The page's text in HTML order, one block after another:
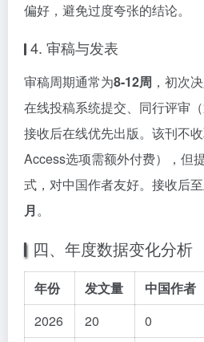
偏好，避免过度夸张的结论。
4. 审稿与发表
审稿周期通常为8-12周 ，初次
在线投稿系统提交、同行评审（
接收后在线优先出版。该刊不
Access选项需额外付费），但
式，对中国作者友好。接收后
月。
四、年度数据变化分析
年份 发文量 中国作者
2026
20 0